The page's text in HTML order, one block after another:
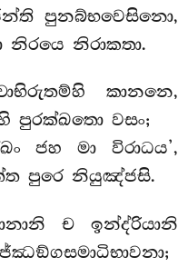
පුනබ්භවෙසිනො,
නිරාකතා.
කානනෙ,
පුරක්ඛතො වසං;
ජහ මා විරාධය’,
පුරෙ නියුඤ්ජසි.
ච ඉන්ද්රියානි